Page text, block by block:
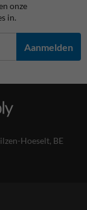
onze
in.
Aanmelden
Hoeselt, BE